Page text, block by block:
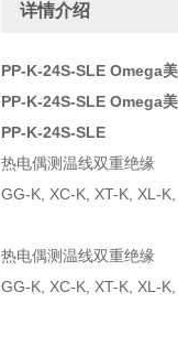
详情介绍
PP-K-24S-SLE Omega
PP-K-24S-SLE Omega
PP-K-24S-SLE
热电偶测温线双重绝缘
GG-K, XC-K, XT-K, XL-
热电偶测温线双重绝缘
GG-K, XC-K, XT-K, XL-